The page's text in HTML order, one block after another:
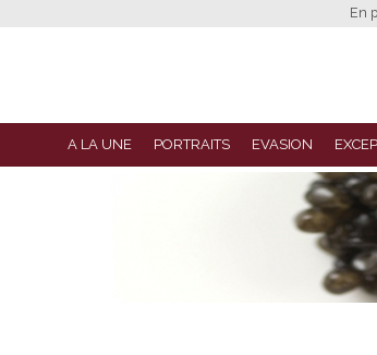
En
A LA UNE PORTRAITS EVASION